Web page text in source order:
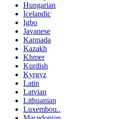
Hungarian
Icelandic
Igbo
Javanese
Kannada
Kazakh
Khmer
Kurdish
Kyrgyz
Latin
Latvian
Lithuanian
Luxembou..